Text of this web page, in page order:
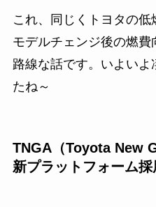
これ、同じくトヨタの
モデルチェンジ後の燃
路線な話です。いよいよ
たね～
TNGA（Toyota New
新プラットフォーム採